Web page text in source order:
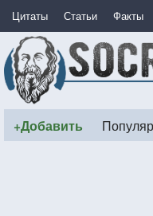
Цитаты Статьи Факты
+Добавить